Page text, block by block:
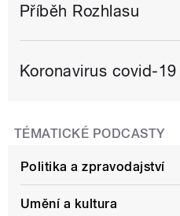
Příběh Rozhlasu
Koronavirus covid-19
TÉMATICKÉ PODCASTY
Politika a zpravodajství
Umění a kultura